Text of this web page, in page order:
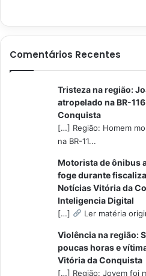
Comentários Recentes
Tristeza na região:
atropelado na BR-
Conquista
[…] Região: Homem
na BR-11...
Motorista de ônibus
foge durante
Notícias Vitória da
Inteligencia Digital
[…] Ler matéria
Violência na região:
poucas horas e
Vitória da Conquista
[…] Região: Jovem foi